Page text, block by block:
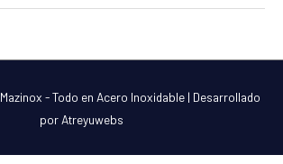
Mazinox - Todo en Acero Inoxidable| Desarrollado
por Atreyuwebs